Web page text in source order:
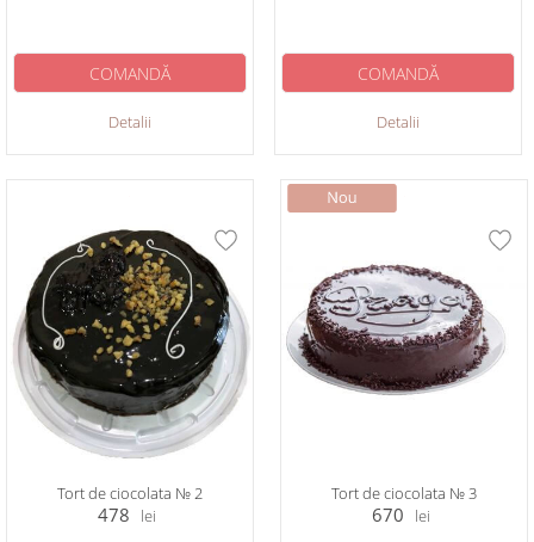
Detalii
COMANDĂ
Detalii
COMANDĂ
Tort de ciocolata № 2
478 lei
Tort de ciocolata № 3
670 lei